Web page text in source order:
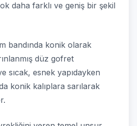
daha farklı ve geniş bir şekil
bandında konik olarak
düz gofret
sıcak, esnek yapıdayken
konik kalıplara sarılarak